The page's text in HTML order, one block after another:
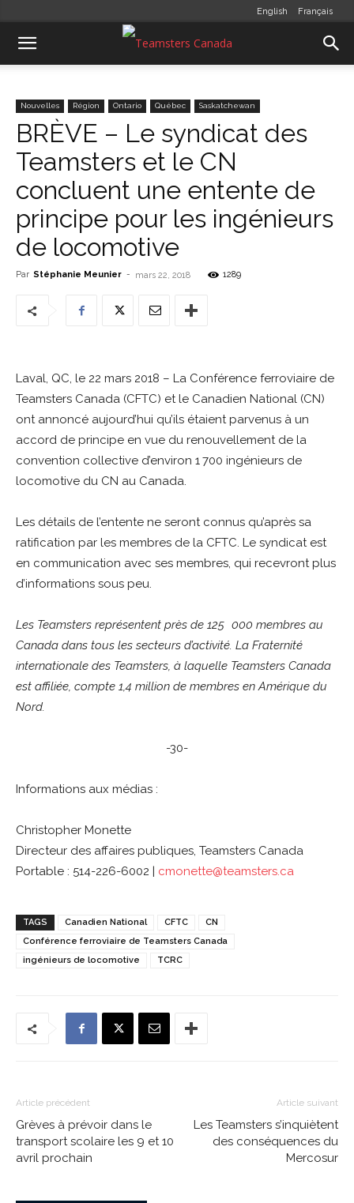
English Français
Nouvelles Région Ontario Québec Saskatchewan
BRÈVE – Le syndicat des
Teamsters et le CN
concluent une entente de
principe pour les ingénieurs
de locomotive
Par Stéphanie Meunier - mars 22, 2018 1289
Laval, QC, le 22 mars 2018 – La Conférence ferroviaire de
Teamsters Canada (CFTC) et le Canadien National (CN)
ont annoncé aujourd’hui qu’ils étaient parvenus à un
accord de principe en vue du renouvellement de la
convention collective d’environ 1 700 ingénieurs de
locomotive du CN au Canada.
Les détails de l’entente ne seront connus qu’après sa
ratification par les membres de la CFTC. Le syndicat est
en communication avec ses membres, qui recevront plus
d’informations sous peu.
Les Teamsters représentent près de 125 000 membres au
Canada dans tous les secteurs d’activité. La Fraternité
internationale des Teamsters, à laquelle Teamsters Canada
est affiliée, compte 1,4 million de membres en Amérique du
Nord.
-30-
Informations aux médias :
Christopher Monette
Directeur des affaires publiques, Teamsters Canada
Portable : 514-226-6002 | cmonette@teamsters.ca
TAGS Canadien National CFTC
CN
Conférence ferroviaire de Teamsters Canada
ingénieurs de locomotive
TCRC
Article précédent
Grèves à prévoir dans le
transport scolaire les 9 et 10
avril prochain
Article suivant
Les Teamsters s’inquiètent
des conséquences du
Mercosur